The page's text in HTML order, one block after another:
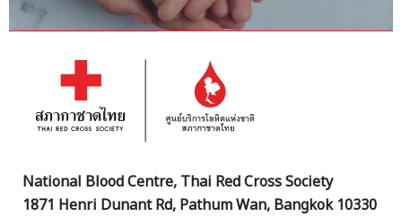
National Blood Centre, Thai Red Cross Society
1871 Henri Dunant Rd, Pathum Wan, Bangkok 10330